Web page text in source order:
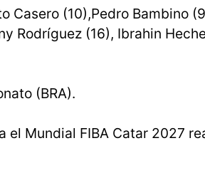
Casero (10),Pedro Bambino
Rodríguez (16), Ibrahin
(BRA).
Mundial FIBA Catar 2027